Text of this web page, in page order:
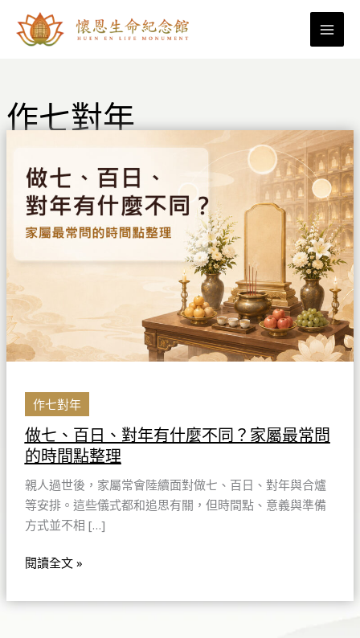
容作七對年
作七對年
做七、百日、對年有什麼不同？家屬最常問
的時間點整理
親人過世後，家屬常會陸續面對做七、百日、對年與合爐
等安排。這些儀式都和追思有關，但時間點、意義與準備
方式並不相 […]
百
日、
對
年
有
麼
不
同？
家
最
常
問
的
時
間
點
理
閱讀全文 »